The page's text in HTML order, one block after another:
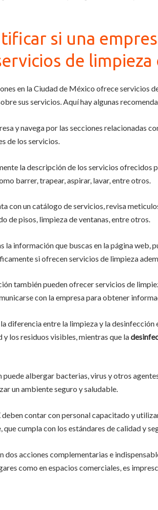
si una
de
en la Ciudad de México ofrece servicios
sus servicios. Aquí hay algunas
y navega por las secciones relacionadas
de los servicios.
la descripción de los servicios ofrecidos
barrer, trapear, aspirar, lavar, entre otros.
con un catálogo de servicios, revisa
de pisos, limpieza de ventanas, entre otros.
la información que buscas en la página
si ofrecen servicios de limpieza
también pueden ofrecer servicios de
con la empresa para obtener
diferencia entre la limpieza y la
los residuos visibles, mientras que la
puede albergar bacterias, virus y otros
un ambiente seguro y saludable.
contar con personal capacitado y
cumpla con los estándares de calidad y
dos acciones complementarias e
como en espacios comerciales, es